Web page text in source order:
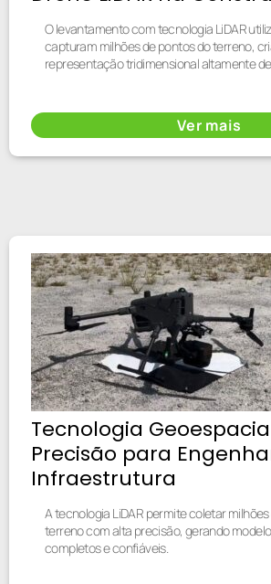
O levantamento com tecnologia LiDAR
capturam milhões de pontos do terreno,
representação tridimensional altamente
Ver mais
Tecnologia
Precisão para
Infraestrutura
A tecnologia LiDAR permite coletar
terreno com alta precisão, gerando
completos e confiáveis.